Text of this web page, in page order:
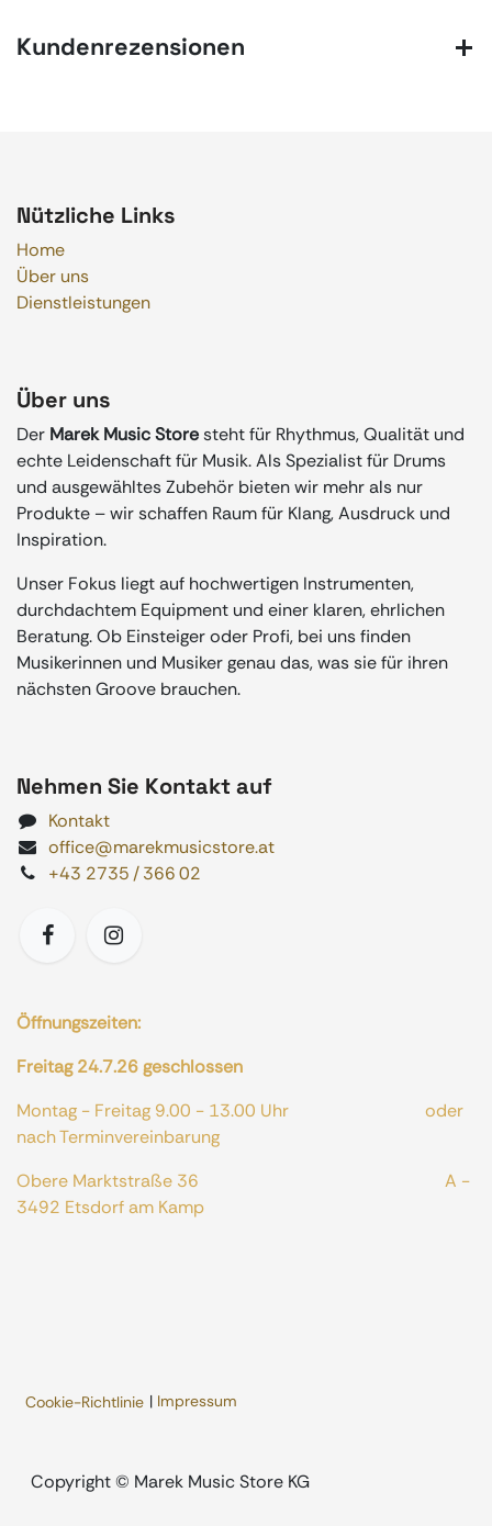
Kundenrezensionen
Nützliche Links
Home
Über uns
Dienstleistungen
Über uns
Der Marek Music Storesteht für Rhythmus, Qualität und
echte Leidenschaft für Musik. Als Spezialist für Drums
und ausgewähltes Zubehör bieten wir mehr als nur
Produkte – wir schaffen Raum für Klang, Ausdruck und
Inspiration.
Unser Fokus liegt auf hochwertigen Instrumenten,
durchdachtem Equipment und einer klaren, ehrlichen
Beratung. Ob Einsteiger oder Profi, bei uns finden
Musikerinnen und Musiker genau das, was sie für ihren
nächsten Groove brauchen.
Nehmen Sie Kontakt auf
Kontakt
office@marekmusicstore.at
+43 2735 / 366 02
Öffnungszeiten:
Freitag 24.7.26 geschlossen
Montag - Freitag 9.00 - 13.00 Uhr oder
nach Terminvereinbarung
Obere Marktstraße 36 A -
3492 Etsdorf am Kamp
Cookie-Richtlinie | Impressum
​Copyright © Marek Music Store KG